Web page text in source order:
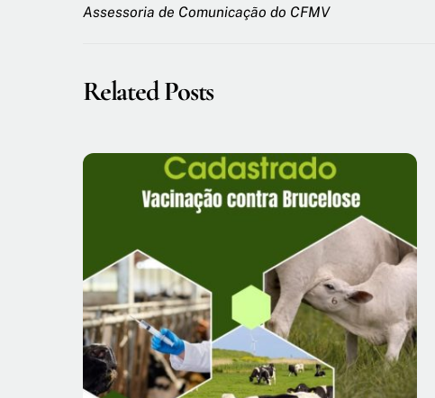
Assessoria de Comunicação do CFMV
Related Posts